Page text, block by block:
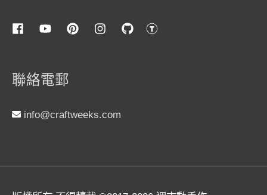
聯絡電郵
info@craftweeks.com